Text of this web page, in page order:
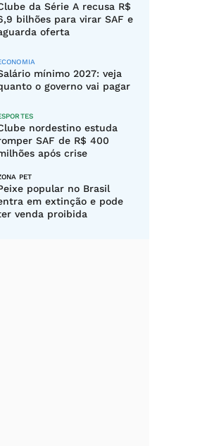
da Série A recusa R$
bilhões para virar SAF e
oferta
mínimo 2027: veja
o governo vai pagar
nordestino estuda
SAF de R$ 400
após crise
PET
popular no Brasil
em extinção e pode
venda proibida